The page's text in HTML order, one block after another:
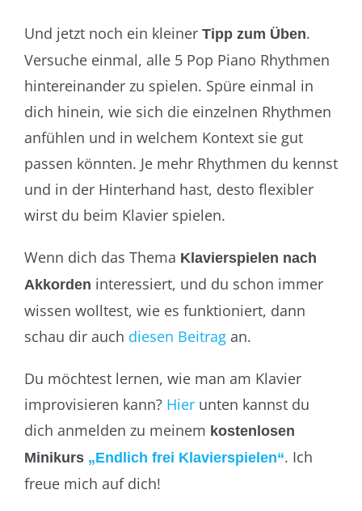
Und jetzt noch ein kleiner Tipp zum Üben.
Versuche einmal, alle 5 Pop Piano Rhythmen
hintereinander zu spielen. Spüre einmal in
dich hinein, wie sich die einzelnen Rhythmen
anfühlen und in welchem Kontext sie gut
passen könnten. Je mehr Rhythmen du kennst
und in der Hinterhand hast, desto flexibler
wirst du beim Klavier spielen.
Wenn dich das Thema Klavierspielen nach
Akkorden interessiert, und du schon immer
wissen wolltest, wie es funktioniert, dann
schau dir auch diesen Beitrag an.
Du möchtest lernen, wie man am Klavier
improvisieren kann? Hier unten kannst du
dich anmelden zu meinem kostenlosen
Minikurs „Endlich frei Klavierspielen“. Ich
freue mich auf dich!